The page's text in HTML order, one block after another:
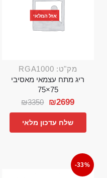
אזל המלאי
מק"ט: RGA1000
ריג מתח עצמאי מאסיבי
75×75
₪3350 ₪2699
שלח עדכון מלאי
-33%